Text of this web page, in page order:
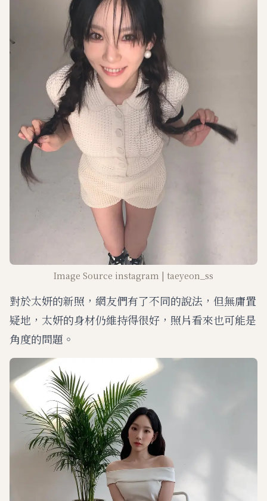
Image Source instagram | taeyeon_ss
對於太妍的新照，網友們有了不同的說法，但無庸置
疑地，太妍的身材仍維持得很好，照片看來也可能是
角度的問題。